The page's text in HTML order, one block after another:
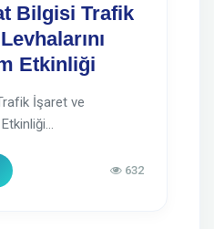
Bilgisi Trafik
Etkinliği
İşaret ve
Etkinliği...
632